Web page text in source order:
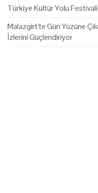
Türkiye Kültür Yolu
Malazgirt'te Gün Yüzüne
İzlerini Güçlendiriyor